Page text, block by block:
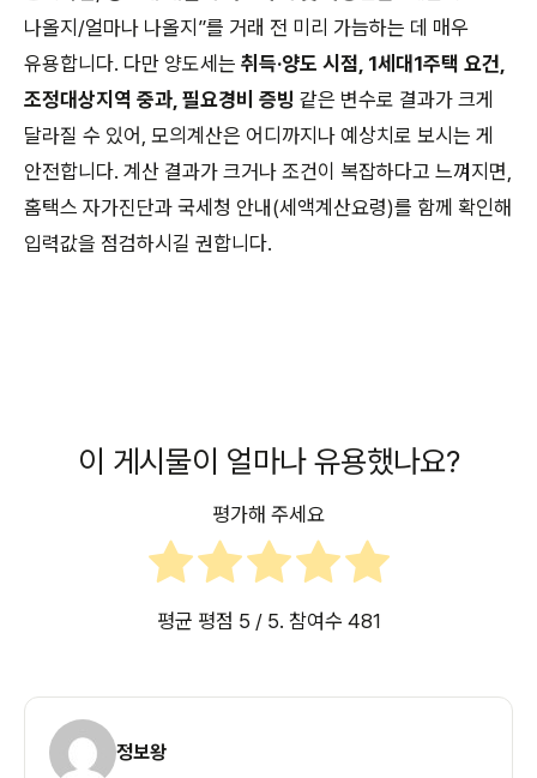
나올지/얼마나 나올지”를 거래 전 미리 가늠하는 데 매우
유용합니다. 다만 양도세는 취득·양도 시점, 1세대1주택 요건,
조정대상지역 중과, 필요경비 증빙 같은 변수로 결과가 크게
달라질 수 있어, 모의계산은 어디까지나 예상치로 보시는 게
안전합니다. 계산 결과가 크거나 조건이 복잡하다고 느껴지면,
홈택스 자가진단과 국세청 안내(세액계산요령)를 함께 확인해
입력값을 점검하시길 권합니다.
이 게시물이 얼마나 유용했나요?
평가해 주세요
평균 평점 5 / 5. 참여수 481
정보왕